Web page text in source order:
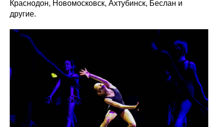
Краснодон, Новомосковск, Ахтубинск, Беслан и
другие.